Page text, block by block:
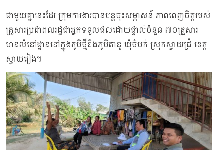
ជាមួយគ្នានេះដែរ ក្រុមការងារបានបន្តចុះសម្ភាសន៍ ភាពពេញចិត្តរបស់
គ្រួសារប្រជាពលរដ្ឋជាអ្នកទទួលផលដោយផ្ទាល់ចំនួន ៧០គ្រួសារ
មានលំនៅដ្ឋាននៅក្នុងភូមិថ្មីនិងភូមិតានូ ឃុំចំបក់ ស្រុកស្វាយជ្រំ ខេត្ត
ស្វាយរៀង។